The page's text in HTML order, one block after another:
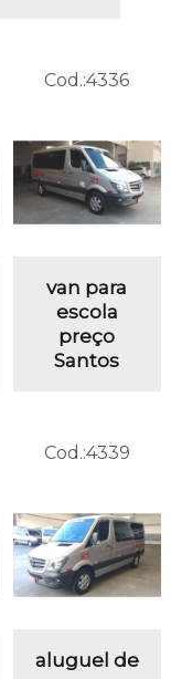
Cod.:4336
van para
escola
preço
Santos
Cod.:4339
aluguel de